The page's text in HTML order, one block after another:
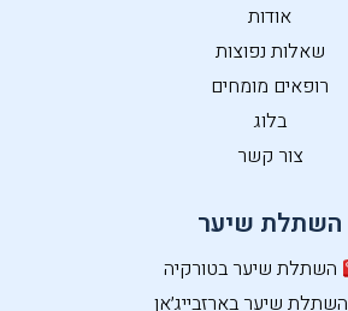
אודות
שאלות נפוצות
רופאים מומחים
בלוג
צור קשר
השתלת שיער
השתלת שיער בטורקיה
השתלת שיער בארזבייג׳אן